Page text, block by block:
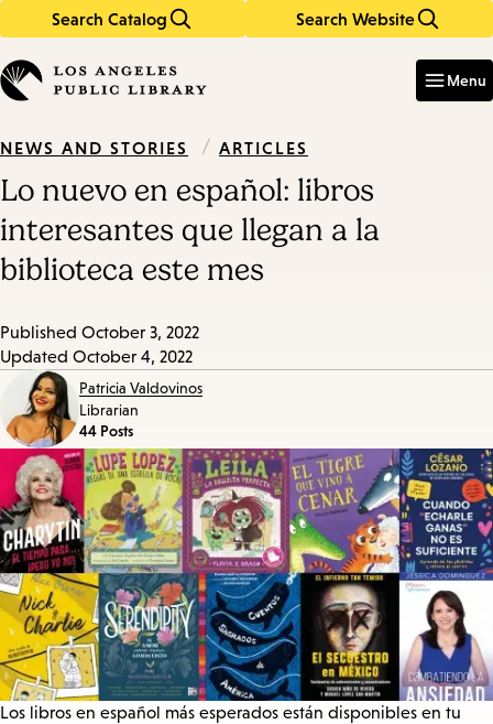
Search Catalog Search Website
in
keywords
Menu
NEWS AND STORIES / ARTICLES
Lo nuevo en español: libros
interesantes que llegan a la
biblioteca este mes
Published October 3, 2022
Updated October 4, 2022
Patricia Valdovinos
Librarian
44 Posts
Los libros en español más esperados están disponibles en tu